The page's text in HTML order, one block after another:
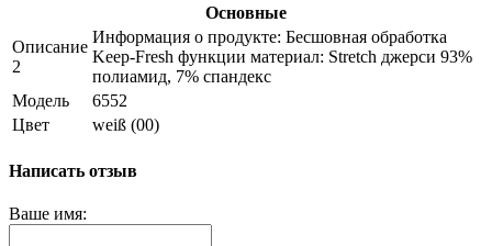
Основные
Описание
2
Информация о продукте: Бесшовная обработка
Keep-Fresh функции материал: Stretch джерси 93%
полиамид, 7% спандекс
Модель
6552
Цвет
weiß (00)
Написать отзыв
Ваше имя: